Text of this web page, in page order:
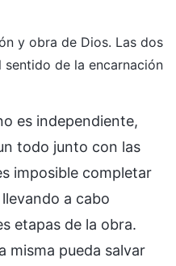
y obra de Dios. Las dos
de la encarnación
es independiente,
todo junto con las
imposible completar
a cabo
etapas de la obra.
misma pueda salvar